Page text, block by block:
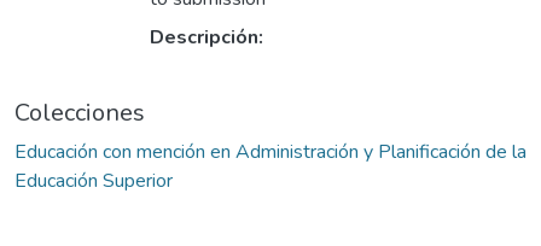
Descripción:
Colecciones
Educación con mención en Administración y Planificación de la
Educación Superior